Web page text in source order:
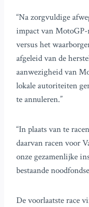
“Na zorgvuldige
impact van MotoGP-
versus het
afgeleid van de
aanwezigheid van
lokale autoriteiten
te annuleren.”
“In plaats van te
daarvan racen voor
onze gezamenlijke
bestaande
De voorlaatste race